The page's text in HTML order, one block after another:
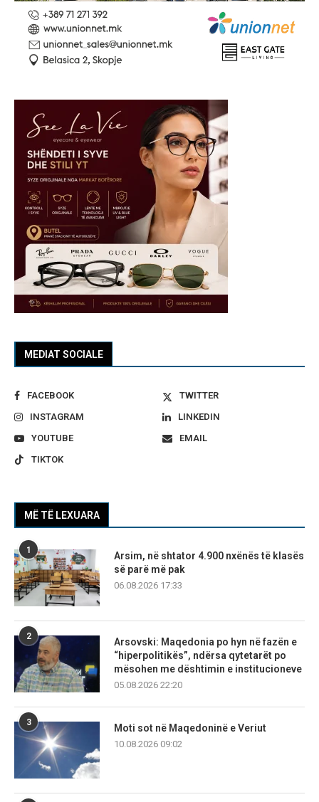
MEDIAT SOCIALE
FACEBOOK
TWITTER
INSTAGRAM
LINKEDIN
YOUTUBE
EMAIL
TIKTOK
MË TË LEXUARA
1
Arsim, në shtator 4.900 nxënës të klasës
së parë më pak
06.08.2026 17:33
2
Arsovski: Maqedonia po hyn në fazën e
“hiperpolitikës”, ndërsa qytetarët po
mësohen me dështimin e institucioneve
05.08.2026 22:20
3
Moti sot në Maqedoninë e Veriut
10.08.2026 09:02